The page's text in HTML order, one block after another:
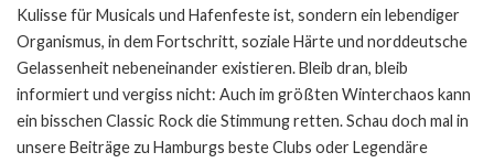
Kulisse für Musicals und Hafenfeste ist, sondern ein lebendiger
Organismus, in dem Fortschritt, soziale Härte und norddeutsche
Gelassenheit nebeneinander existieren. Bleib dran, bleib
informiert und vergiss nicht: Auch im größten Winterchaos kann
ein bisschen Classic Rock die Stimmung retten. Schau doch mal in
unsere Beiträge zu Hamburgs beste Clubs oderLegendäre